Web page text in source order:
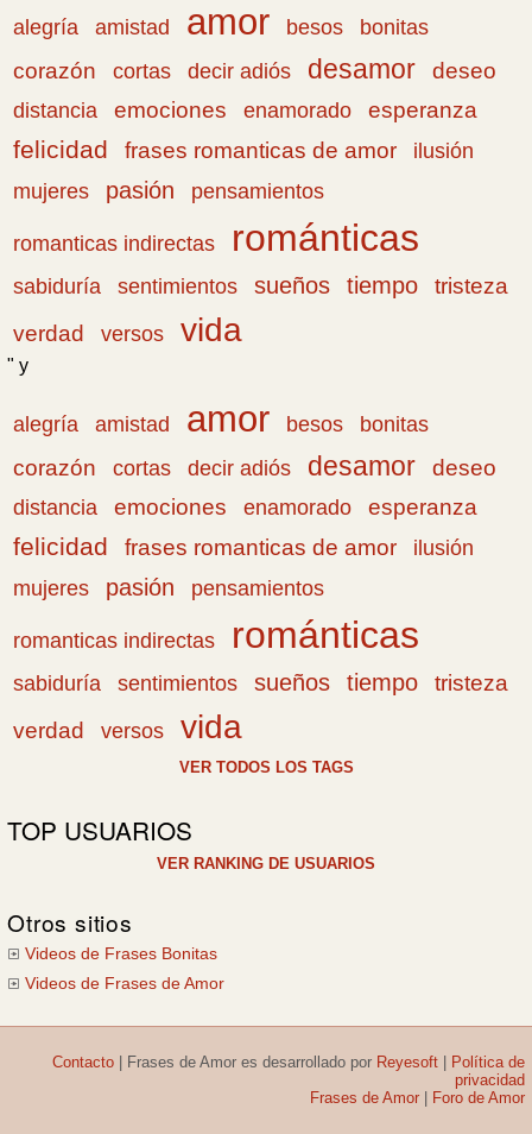
alegría amistad amor besos
bonitas
corazón
cortas decir adiós desamor deseo
distancia emociones enamorado esperanza
felicidad frases romanticas de amor
ilusión
mujeres
pasión pensamientos
romanticas indirectas románticas
sabiduría sentimientos sueños tiempo
tristeza
verdad
versos vida
" y
alegría amistad amor besos
bonitas
corazón
cortas decir adiós desamor deseo
distancia emociones enamorado esperanza
felicidad frases romanticas de amor
ilusión
mujeres
pasión pensamientos
romanticas indirectas románticas
sabiduría sentimientos sueños tiempo
tristeza
verdad
versos vida
VER TODOS LOS TAGS
TOP USUARIOS
VER RANKING DE USUARIOS
Otros sitios
Videos de Frases Bonitas
Videos de Frases de Amor
Contacto| Frases de Amores desarrollado por Reyesoft|
Política de
privacidad
Frases de Amor| Foro de Amor